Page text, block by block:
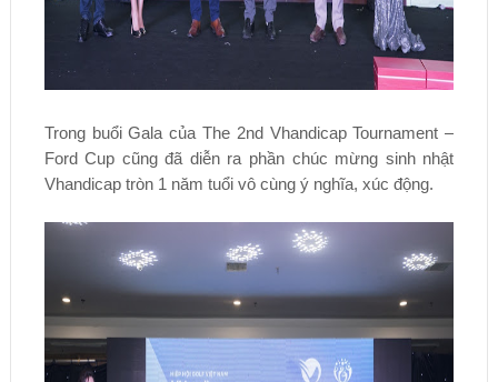
Trong buổi Gala của The 2nd Vhandicap Tournament –
Ford Cup cũng đã diễn ra phần chúc mừng sinh nhật
Vhandicap tròn 1 năm tuổi vô cùng ý nghĩa, xúc động.